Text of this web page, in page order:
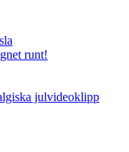
runt!
julvideoklipp